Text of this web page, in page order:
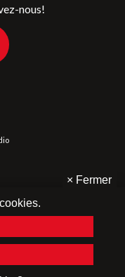
nous!
× Fermer